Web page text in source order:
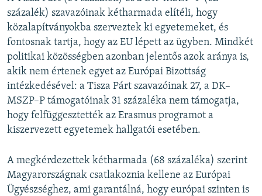
százalék) szavazóinak kétharmada elítéli, hogy
közalapítványokba szerveztek ki egyetemeket, és
fontosnak tartja, hogy az EU lépett az ügyben. Mindkét
politikai közösségben azonban jelentős azok aránya is,
akik nem értenek egyet az Európai Bizottság
intézkedésével: a Tisza Párt szavazóinak 27, a DK–
MSZP–P támogatóinak 31 százaléka nem támogatja,
hogy felfüggesztették az Erasmus programot a
kiszervezett egyetemek hallgatói esetében.
A megkérdezettek kétharmada (68 százaléka) szerint
Magyarországnak csatlakoznia kellene az Európai
Ügyészséghez, ami garantálná, hogy európai szinten is